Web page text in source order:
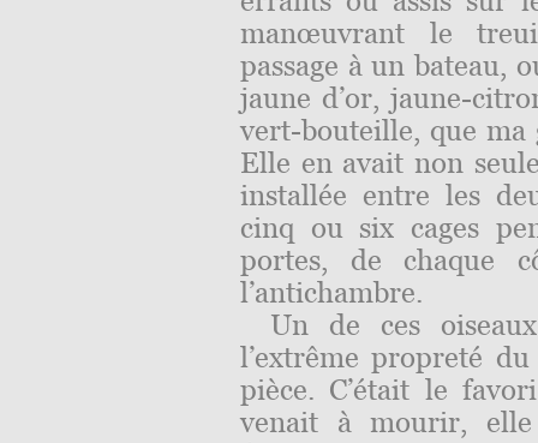
manœuvrant le
passage à un bateau,
jaune d’or, jaune-
vert-bouteille, que ma
Elle en avait non
installée entre les
cinq ou six cages
portes, de chaque
l’antichambre.
Un de ces
l’extrême propreté
pièce. C’était le
venait à mourir, elle